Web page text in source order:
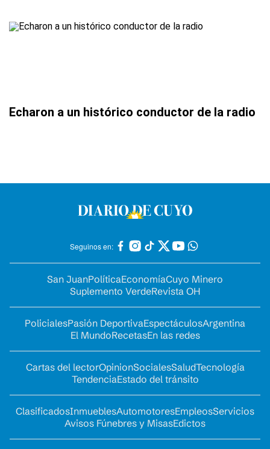
Echaron a un histórico conductor de la radio
Seguinos en:
San JuanPolíticaEconomíaCuyo Minero
Suplemento VerdeRevista OH
PolicialesPasión DeportivaEspectáculosArgentina
El MundoRecetasEn las redes
Cartas del lectorOpinionSocialesSaludTecnología
TendenciaEstado del tránsito
ClasificadosInmueblesAutomotoresEmpleosServicios
Avisos Fúnebres y MisasEdictos